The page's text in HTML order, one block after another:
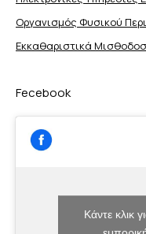
Οργανισμός Φυσικού
Εκκαθαριστικά
Fecebook
Κάντε κλικ